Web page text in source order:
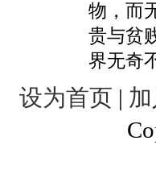
物，而
贵与贫
界无奇
设为首页 |